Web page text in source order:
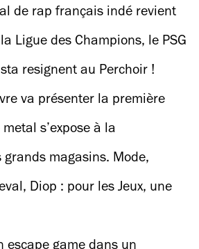
week-end d’open airs
de rap français indé revient
édition dans un parc de 15
Ligue des Champions, le PSG
réalisée en collab
d’art
resignent au Perchoir !
va présenter la première
histoires’expose à la
(et ça va gueuler)
grands magasins. Mode,
1852-1925
Diop : pour les Jeux, une
à la Fondation Louis